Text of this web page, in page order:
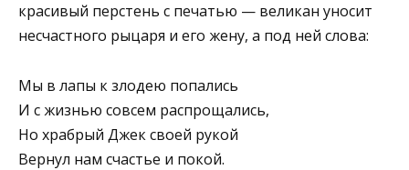
красивый перстень с печатью — великан уносит
несчастного рыцаря и его жену, а под ней слова:
Мы в лапы к злодею попались
И с жизнью совсем распрощались,
Но храбрый Джек своей рукой
Вернул нам счастье и покой.